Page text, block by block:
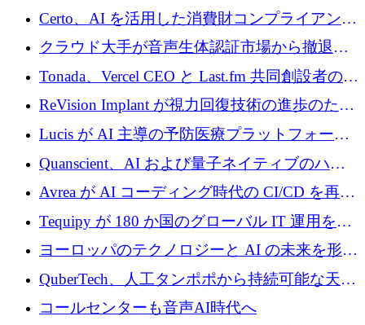
インテリジェンス レイヤーを構築するために
Improbable から 200 万ドルを調達
Certo、AI を活用した消費財コンプライアンス
プラットフォームのために 400 万ドルを調達
クラウド大手が音声生体認証市場から撤退す
るなか、Voxmindが54万6,000ポンドのプレシ
ード資金を調達
Tonada、Vercel CEO と Last.fm 共同創設者の支
援を受けてステルス撤退
ReVision Implant が視力回復技術の進歩のため
に 400 万ユーロを確保
Lucis が AI 主導の予防医療プラットフォーム
を拡大するためにシリーズ A で 2,000 万ドル
を調達
Quanscient、AI および量子ネイティブのハー
ドウェア エンジニアリングを推進するために
1,000 万ユーロを調達
Avrea が AI コーディング時代の CI/CD を再発
明するために 470 万ドルをかけてステルスか
ら浮上
Tequipy が 180 か国のグローバル IT 運用を自
動化するために 300 万ユーロ以上を調達
ヨーロッパのテクノロジーと AI の未来を形作
る: イノベーション リーダーが Nexus
Luxembourg 2026 に集まる理由
QuberTech、人工タンポポから持続可能な天然
ゴムを開発するために 340 万ポンドを調達
コールセンターも音声AI時代へ